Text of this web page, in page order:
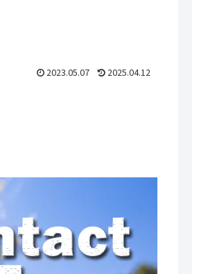
2023.05.07 2025.04.12